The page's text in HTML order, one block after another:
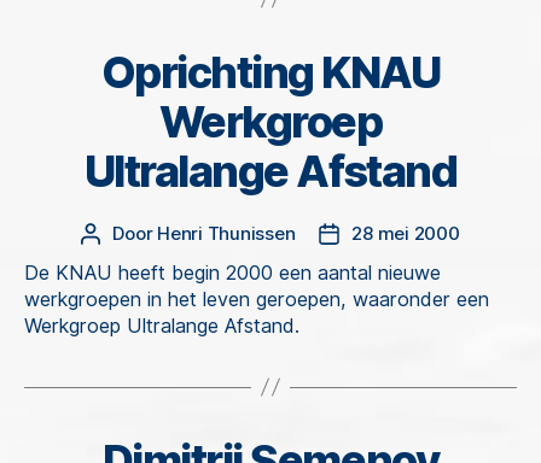
Categorieën
Oprichting KNAU
Werkgroep
Ultralange Afstand
Berichtauteur
Door Henri Thunissen Berichtdatum
28 mei 2000
De KNAU heeft begin 2000 een aantal nieuwe
werkgroepen in het leven geroepen, waaronder een
Werkgroep Ultralange Afstand.
Categorieën